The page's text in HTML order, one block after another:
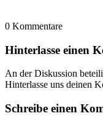
0 Kommentare
Hinterlasse einen
An der Diskussion
Hinterlasse uns deinen
Schreibe einen